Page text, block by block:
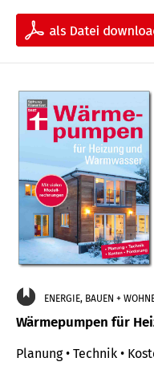
ENERGIE, BAUEN +
Wärmepumpen für
Planung • Technik •